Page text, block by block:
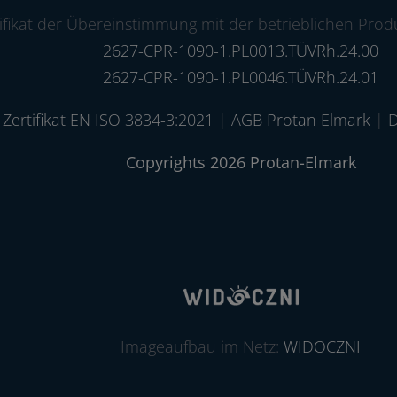
der Übereinstimmung mit der betrieblichen
2627-CPR-1090-1.PL0013.TÜVRh.24.00
2627-CPR-1090-1.PL0046.TÜVRh.24.01
Zertifikat EN ISO 3834-3:2021 | AGB Protan Elmark|
Copyrights 2026 Protan-Elmark
Imageaufbau im Netz: WIDOCZNI